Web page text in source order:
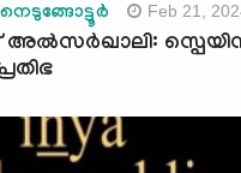
Feb 21,